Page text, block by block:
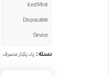
Iced Mint
Disposable
Device
دسته: پاد یکبار مصرف